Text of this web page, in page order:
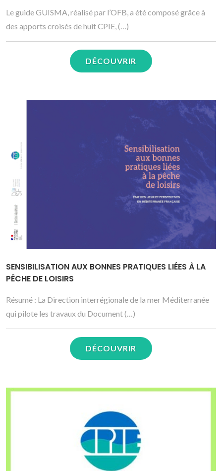
Le guide GUISMA, réalisé par l’OFB, a été composé grâce à
des apports croisés de huit CPIE, (…)
DÉCOUVRIR
SENSIBILISATION AUX BONNES PRATIQUES LIÉES À LA
PÊCHE DE LOISIRS
Résumé : La Direction interrégionale de la mer Méditerranée
qui pilote les travaux du Document (…)
DÉCOUVRIR